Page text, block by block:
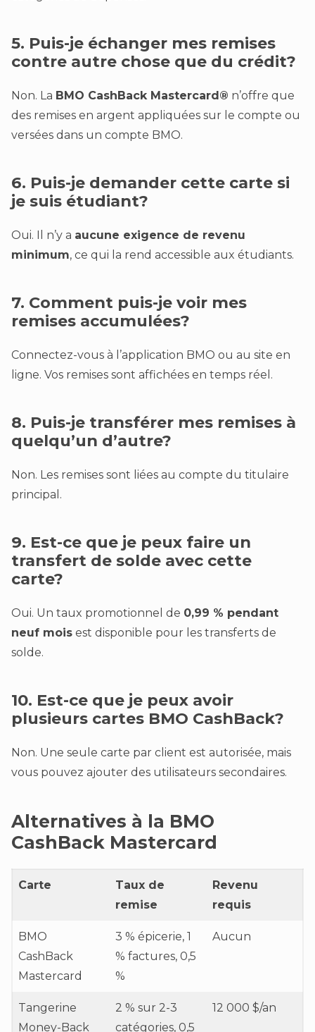
5. Puis-je échanger mes remises
contre autre chose que du crédit?
Non. La BMO CashBack Mastercard® n’offre que
des remises en argent appliquées sur le compte ou
versées dans un compte BMO.
6. Puis-je demander cette carte si
je suis étudiant?
Oui. Il n’y a aucune exigence de revenu
minimum, ce qui la rend accessible aux étudiants.
7. Comment puis-je voir mes
remises accumulées?
Connectez-vous à l’application BMO ou au site en
ligne. Vos remises sont affichées en temps réel.
8. Puis-je transférer mes remises à
quelqu’un d’autre?
Non. Les remises sont liées au compte du titulaire
principal.
9. Est-ce que je peux faire un
transfert de solde avec cette
carte?
Oui. Un taux promotionnel de 0,99 % pendant
neuf mois est disponible pour les transferts de
solde.
10. Est-ce que je peux avoir
plusieurs cartes BMO CashBack?
Non. Une seule carte par client est autorisée, mais
vous pouvez ajouter des utilisateurs secondaires.
Alternatives à la BMO
CashBack Mastercard
Carte
Taux de
remise
Revenu
requis
BMO
CashBack
Mastercard
3 % épicerie, 1
% factures, 0,5
%
Aucun
Tangerine
Money-Back
2 % sur 2-3
catégories, 0,5
12 000 $/an